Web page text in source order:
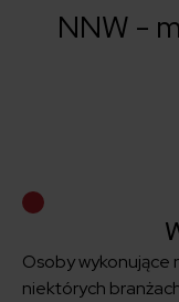
NNW -
Osoby wykonujące
niektórych